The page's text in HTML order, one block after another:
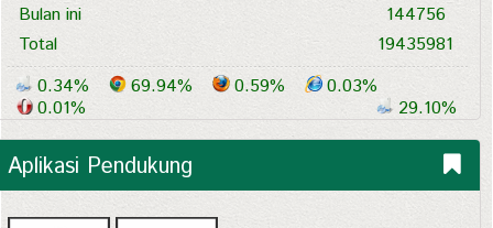
Bulan ini
Total
144756
19435981
0.34%
69.94% 0.59%
0.03%
0.01%
29.10%
Aplikasi Pendukung